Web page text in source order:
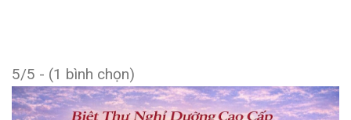
5/5 - (1 bình chọn)